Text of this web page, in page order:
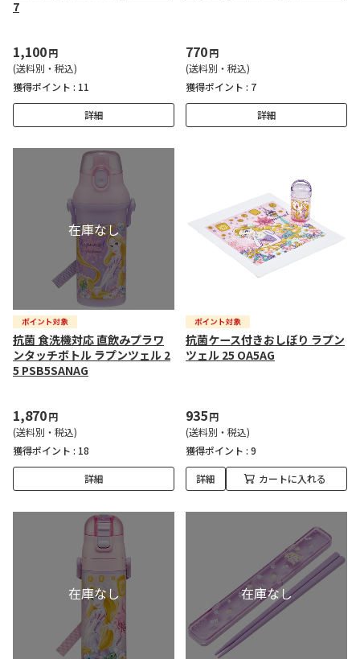
7
1,100円
(送料別・税込)
獲得ポイント : 11
詳細
770円
(送料別・税込)
獲得ポイント : 7
詳細
抗菌 食洗機対応 直飲みプラワ
ンタッチボトル ラプンツェル 2
5 PSB5SANAG
1,870円
(送料別・税込)
獲得ポイント : 18
詳細
抗菌ケース付きおしぼり ラプン
ツェル 25 OA5AG
935円
(送料別・税込)
獲得ポイント : 9
詳細 カートに入れる